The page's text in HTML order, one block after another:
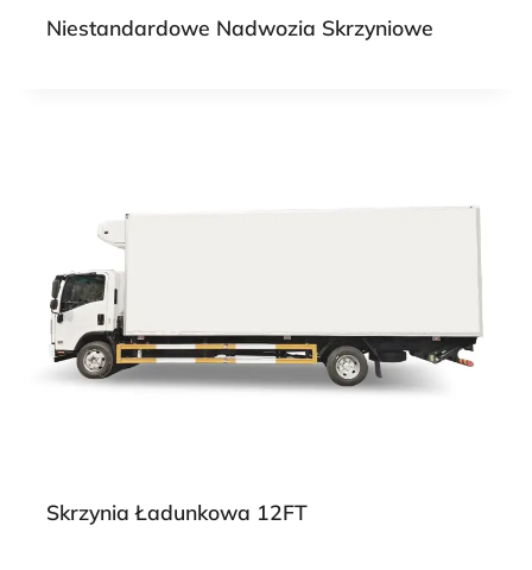
Niestandardowe Nadwozia Skrzyniowe
Skrzynia Ładunkowa 12FT